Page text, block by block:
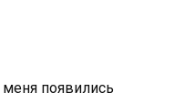
появились